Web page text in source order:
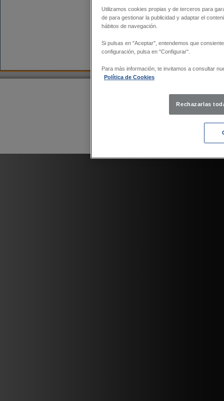
©2026 PETROGAS - Política de
Utilizamos cookies propias y de terceros para
de para gestionar la publicidad y adaptar el
hábitos de navegación.
Si pulsas en "Aceptar", entendemos que
configuración, pulsa en "Configurar".
Para más información, te invitamos a consultar
Política de Cookies
Rechazarlas